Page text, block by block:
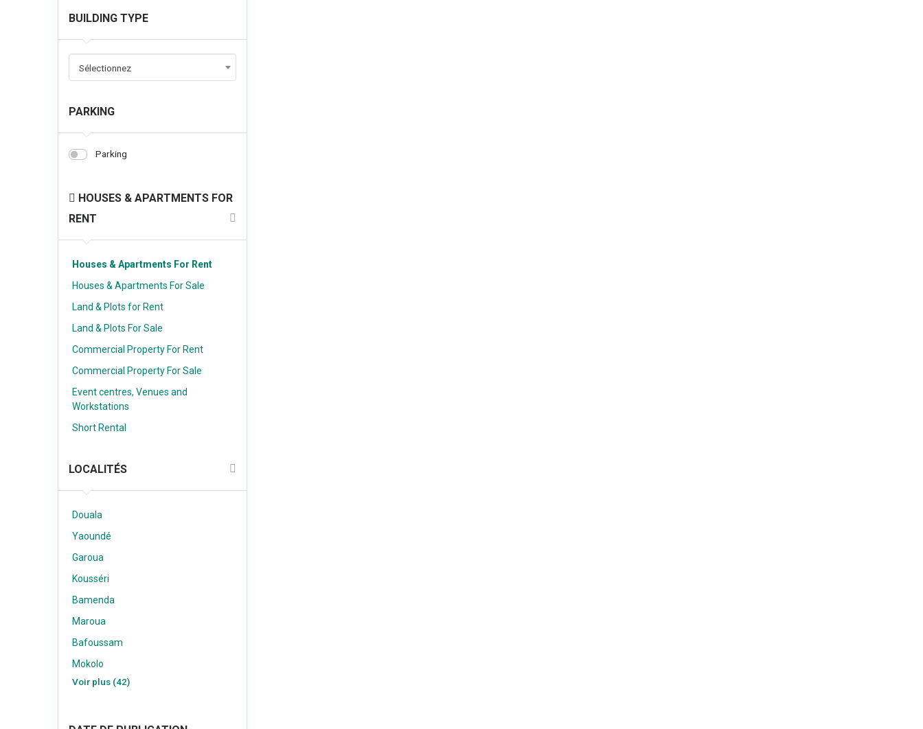
BUILDING TYPE
Sélectionnez
PARKING
Parking
HOUSES & APARTMENTS FOR
RENT
Houses & Apartments For Rent
Houses & Apartments For Sale
Land & Plots for Rent
Land & Plots For Sale
Commercial Property For Rent
Commercial Property For Sale
Event centres, Venues and
Workstations
Short Rental
LOCALITÉS
Douala
Yaoundé
Garoua
Kousséri
Bamenda
Maroua
Bafoussam
Mokolo
Voir plus (42)